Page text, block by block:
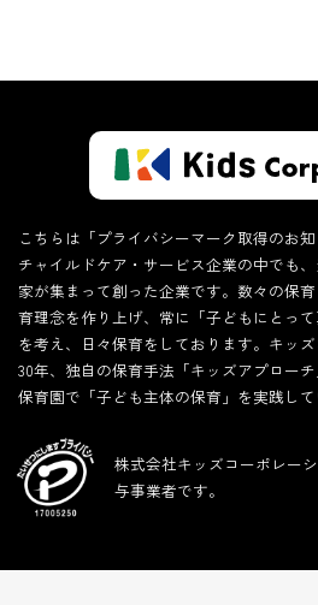
こちらは「プライバシーマーク取得のお
チャイルドケア・サービス企業の中でも
家が集まって創った企業です。数々の保
育理念を作り上げ、常に「子どもにとっ
を考え、日々保育をしております。キッ
30年、独自の保育手法「キッズアプロー
保育園で「子ども主体の保育」を実践して
株式会社キッズコーポレー
与事業者です。